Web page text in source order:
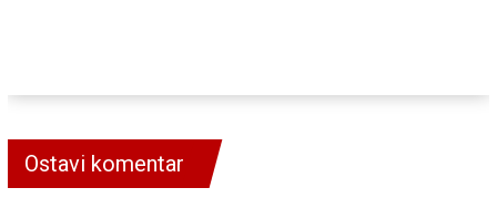
Ostavi komentar